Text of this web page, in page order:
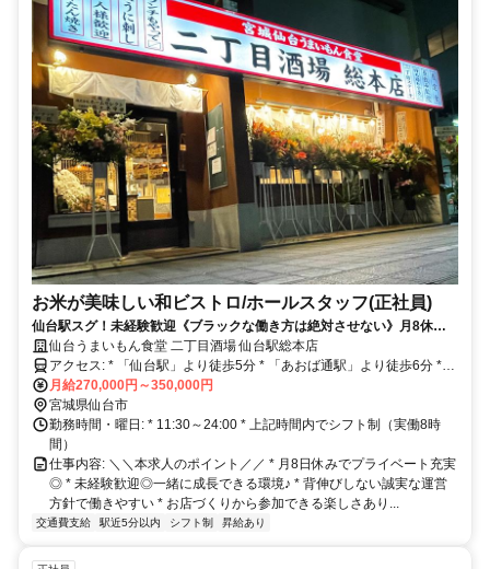
お米が美味しい和ビストロ/ホールスタッフ(正社員)
仙台駅スグ！未経験歓迎《ブラックな働き方は絶対させない》月8休み
◎会社と一緒に成長できる環境♪
仙台うまいもん食堂 二丁目酒場 仙台駅総本店
アクセス: * 「仙台駅」より徒歩5分 * 「あおば通駅」より徒歩6分 *
「広瀬通駅」より徒歩10分 * 「宮城野通駅」より徒歩12分 * 「五橋
駅」より徒歩18分 《複数駅が使えるアクセス良好な好立地！》 JR東
北本線・仙石線、仙台市地下鉄南北線・東西線が利用しやすく、通勤
のしやすさ抜群◎ 周辺には商業施設やオフィス街も充実しており、
仕事前後の買い物にも便利なエリアです♪
月給270,000円～350,000円
宮城県仙台市
勤務時間・曜日: * 11:30～24:00 * 上記時間内でシフト制（実働8時
間）
仕事内容: ＼＼本求人のポイント／／ * 月8日休みでプライベート充実
◎ * 未経験歓迎◎一緒に成長できる環境♪ * 背伸びしない誠実な運営
方針で働きやすい * お店づくりから参加できる楽しさあり...
交通費支給 駅近5分以内 シフト制 昇給あり